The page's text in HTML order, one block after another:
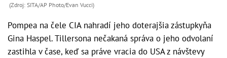
(Zdroj: SITA/AP Photo/Evan Vucci)
Pompea na čele CIA nahradí jeho doterajšia zástupkyňa
Gina Haspel. Tillersona nečakaná správa o jeho odvolaní
zastihla v čase, keď sa práve vracia do USA z návštevy